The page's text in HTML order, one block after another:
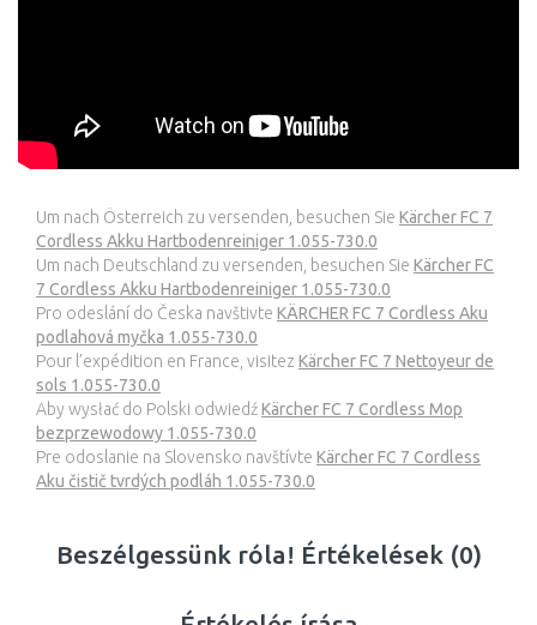
Um nach Österreich zu versenden, besuchen Sie Kärcher FC 7
Cordless Akku Hartbodenreiniger 1.055-730.0
Um nach Deutschland zu versenden, besuchen Sie Kärcher FC
7 Cordless Akku Hartbodenreiniger 1.055-730.0
Pro odeslání do Česka navštivte KÄRCHER FC 7 Cordless Aku
podlahová myčka 1.055-730.0
Pour l’expédition en France, visitez Kärcher FC 7 Nettoyeur de
sols 1.055-730.0
Aby wysłać do Polski odwiedźKärcher FC 7 Cordless Mop
bezprzewodowy 1.055-730.0
Pre odoslanie na Slovensko navštívte Kärcher FC 7 Cordless
Aku čistič tvrdých podláh 1.055-730.0
Beszélgessünk róla! Értékelések (0)